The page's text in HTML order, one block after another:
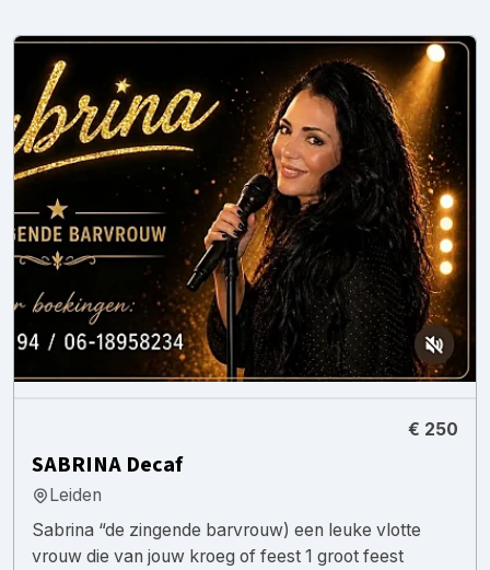
€ 250
SABRINA Decaf
Leiden
Sabrina “de zingende barvrouw) een leuke vlotte
vrouw die van jouw kroeg of feest 1 groot feest